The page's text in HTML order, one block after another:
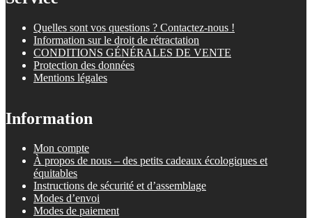
Quelles sont vos questions ? Contactez-nous !
Information sur le droit de rétractation
CONDITIONS GÉNÉRALES DE VENTE
Protection des données
Mentions légales
Information
Mon compte
À propos de nous – des petits cadeaux écologiques et
équitables
Instructions de sécurité et d’assemblage
Modes d’envoi
Modes de paiement